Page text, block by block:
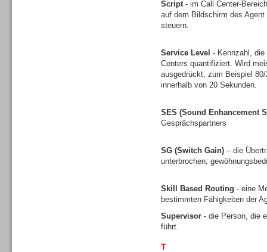
Script- im Call Center-
auf dem Bildschirm des
steuern.
Service Level - Kennzahl,
Centers quantifiziert. Wird
ausgedrückt, zum Beispiel
innerhalb von 20 Sekunden.
SES (Sound Enhancement
Gesprächspartners
SG (Switch Gain) – die
unterbrochen;
Skill Based Routing - eine
bestimmten Fähigkeiten der
Supervisor - die Person, die
führt.
T